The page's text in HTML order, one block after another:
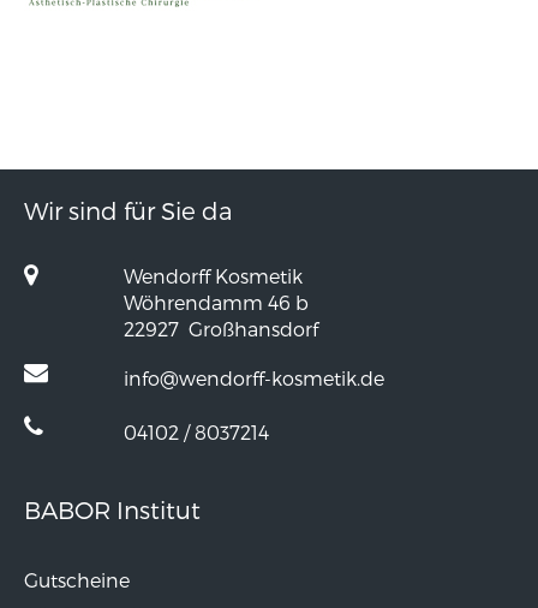
Wir sind für Sie da
Wendorff Kosmetik
Wöhrendamm 46 b
22927 Großhansdorf
info@wendorff-kosmetik.de
04102 / 8037214
BABOR Institut
Gutscheine